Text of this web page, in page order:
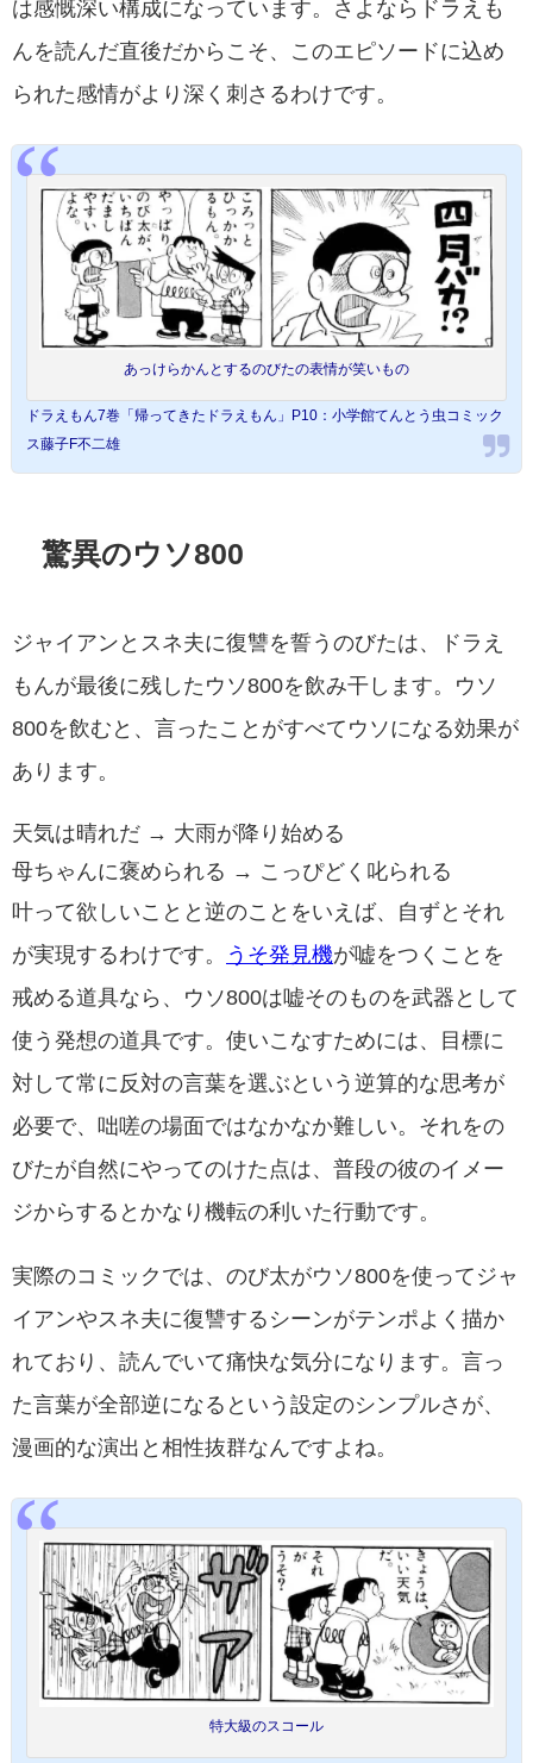
は感慨深い構成になっています。さよならドラえも
んを読んだ直後だからこそ、このエピソードに込め
られた感情がより深く刺さるわけです。
あっけらかんとするのびたの表情が笑いもの
ドラえもん7巻「帰ってきたドラえもん」P10：小学館てんとう虫コミック
ス藤子F不二雄
驚異のウソ800
ジャイアンとスネ夫に復讐を誓うのびたは、ドラえ
もんが最後に残したウソ800を飲み干します。ウソ
800を飲むと、言ったことがすべてウソになる効果が
あります。
天気は晴れだ → 大雨が降り始める
母ちゃんに褒められる → こっぴどく叱られる
叶って欲しいことと逆のことをいえば、自ずとそれ
が実現するわけです。
うそ発見機が嘘をつくことを
戒める道具なら、ウソ800は嘘そのものを武器として
使う発想の道具です。使いこなすためには、目標に
対して常に反対の言葉を選ぶという逆算的な思考が
必要で、咄嗟の場面ではなかなか難しい。それをの
びたが自然にやってのけた点は、普段の彼のイメー
ジからするとかなり機転の利いた行動です。
実際のコミックでは、のび太がウソ800を使ってジャ
イアンやスネ夫に復讐するシーンがテンポよく描か
れており、読んでいて痛快な気分になります。言っ
た言葉が全部逆になるという設定のシンプルさが、
漫画的な演出と相性抜群なんですよね。
特大級のスコール